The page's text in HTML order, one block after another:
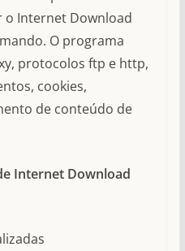
o Internet Download
O programa
protocolos ftp e http,
cookies,
de conteúdo de
Internet Download